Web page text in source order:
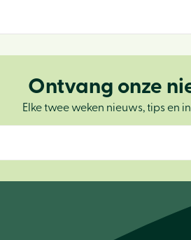
Ontvang onze
Elke twee weken nieuws, tips en